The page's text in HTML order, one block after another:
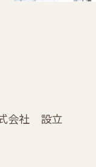
会社 設立